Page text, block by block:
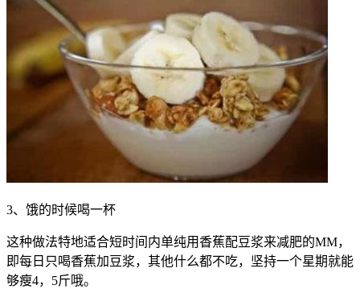
3、饿的时候喝一杯
这种做法特地适合短时间内单纯用香蕉配豆浆来减肥的MM，
即每日只喝香蕉加豆浆，其他什么都不吃，坚持一个星期就能
够瘦4，5斤哦。